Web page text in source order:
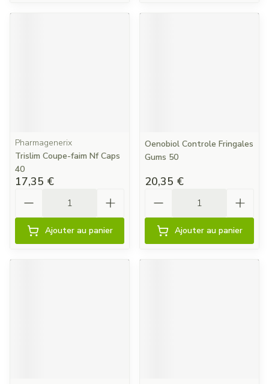
Pharmagenerix
Trislim Coupe-faim Nf Caps
40
17,35 €
Ajouter au panier
Oenobiol Controle Fringales
Gums 50
20,35 €
Ajouter au panier